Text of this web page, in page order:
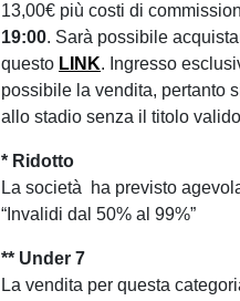
13,00€ più costi di
19:00. Sarà possibile
questo LINK. Ingresso
possibile la vendita, pertanto
allo stadio senza il titolo
* Ridotto
La società ha previsto
“Invalidi dal 50% al 99%”
** Under 7
La vendita per questa